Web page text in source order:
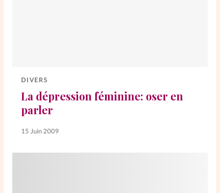
DIVERS
La dépression féminine: oser en
parler
15 Juin 2009